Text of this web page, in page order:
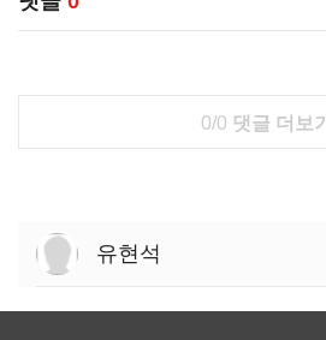
0/0 댓글 더보기
유현석